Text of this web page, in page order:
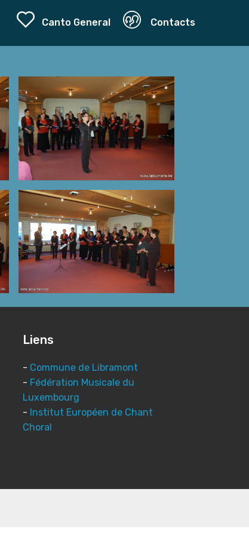
Canto General Contacts
Liens
- Commune de Libramont
- Fédération Musicale du
Luxembourg
- Institut Européen de Chant
Choral